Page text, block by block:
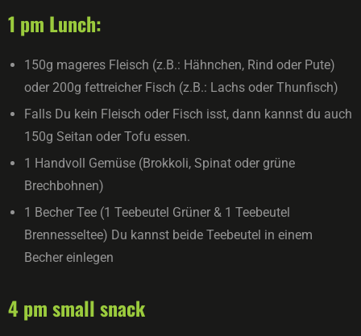
1 pm Lunch:
150g mageres Fleisch (z.B.: Hähnchen, Rind oder Pute)
oder 200g fettreicher Fisch (z.B.: Lachs oder Thunfisch)
Falls Du kein Fleisch oder Fisch isst, dann kannst du auch
150g Seitan oder Tofu essen.
1 Handvoll Gemüse (Brokkoli, Spinat oder grüne
Brechbohnen)
1 Becher Tee (1 Teebeutel Grüner & 1 Teebeutel
Brennesseltee) Du kannst beide Teebeutel in einem
Becher einlegen
4 pm small snack